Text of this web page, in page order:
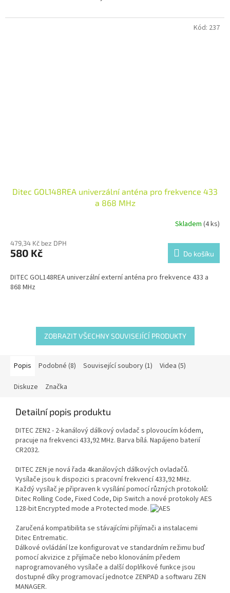
Ditec GOL148REA univerzální anténa pro frekvence 433
a 868 MHz
Skladem (4 ks)
479,34 Kč bez DPH
580 Kč Do košíku
DITEC GOL148REA univerzální externí anténa pro frekvence 433 a
868 MHz
Kód: 237
ZOBRAZIT VŠECHNY SOUVISEJÍCÍ PRODUKTY
Popis Podobné (8) Související soubory (1) Videa (5)
Diskuze Značka
Detailní popis produktu
DITEC ZEN2 - 2-kanálový dálkový ovladač s plovoucím kódem,
pracuje na frekvenci 433,92 MHz. Barva bílá. Napájeno baterií
CR2032.
DITEC ZEN je nová řada 4kanálových dálkových ovladačů.
Vysílače jsou k dispozici s pracovní frekvencí 433,92 MHz.
Každý vysílač je připraven k vysílání pomocí různých protokolů:
Ditec Rolling Code, Fixed Code, Dip Switch a nové protokoly AES
128-bit Encrypted mode a Protected mode.
Zaručená kompatibilita se stávajícími přijímači a instalacemi
Ditec Entrematic.
Dálkové ovládání lze konfigurovat ve standardním režimu buď
pomocí akvizice z přijímače nebo klonováním předem
naprogramovaného vysílače a další doplňkové funkce jsou
dostupné díky programovací jednotce ZENPAD a softwaru ZEN
MANAGER.